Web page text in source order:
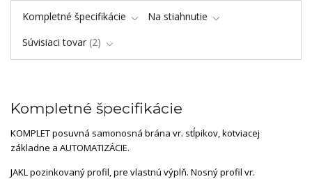
Kompletné špecifikácie
Na stiahnutie
Súvisiaci tovar 2
Kompletné špecifikácie
KOMPLET posuvná samonosná brána vr. stĺpikov, kotviacej
základne a AUTOMATIZÁCIE.
JAKL pozinkovaný profil, pre vlastnú výplň. Nosný profil vr.